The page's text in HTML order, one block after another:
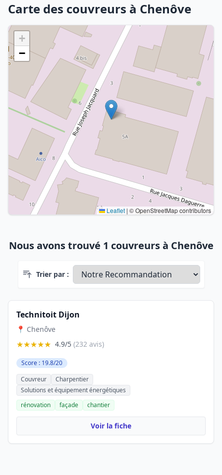
Carte des couvreurs à Chenôve
+
−
Leaflet | © OpenStreetMap contributors
Nous avons trouvé 1 couvreurs à Chenôve
Trier par :
Technitoit Dijon
📍 Chenôve
★★★★★ 4.9/5 (232 avis)
Score : 19.8/20
Couvreur
Charpentier
Solutions et équipement énergétiques
rénovation
façade chantier
Voir la fiche